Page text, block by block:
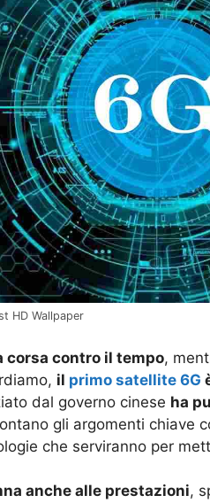
HD Wallpaper
corsa contro il tempo,
il primo satellite 6G
dal governo cinese ha
gli argomenti chiave
che serviranno per
anche alle prestazioni,